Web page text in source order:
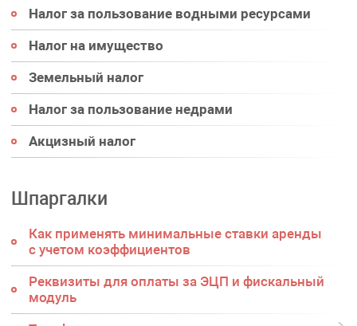
Налог за пользование водными ресурсами
Налог на имущество
Земельный налог
Налог за пользование недрами
Акцизный налог
Шпаргалки
Как применять минимальные ставки аренды
с учетом коэффициентов
Реквизиты для оплаты за ЭЦП и фискальный
модуль